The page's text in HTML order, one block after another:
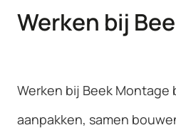
Bedrijfspanden
Renovatie
Werken bij
Werken bij Beek Montage
aanpakken, samen